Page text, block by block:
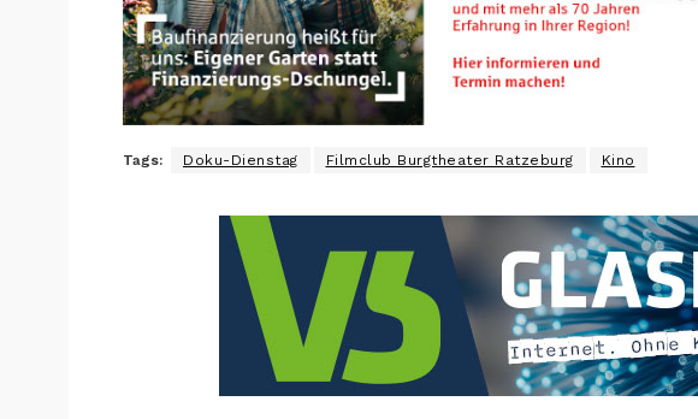
Tags: Doku-Dienstag Filmclub Burgtheater Ratzeburg Kino